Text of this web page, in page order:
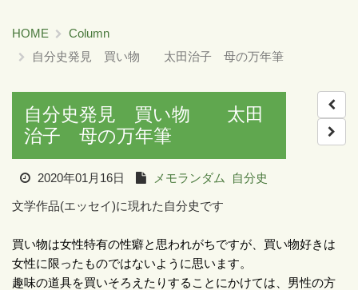
HOME
Column
自分史発見 買い物 太田治子 母の万年筆
自分史発見 買い物 太田
治子 母の万年筆
2020年01月16日 メモランダム 自分史
文学作品(エッセイ)に現れた自分史です
買い物は女性特有の性癖と思われがちですが、買い物好きは
女性に限ったものではないように思います。
趣味の道具を買いそろえたりすることにかけては、男性の方